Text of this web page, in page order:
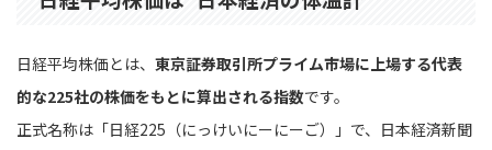
日経平均株価とは、 東京証券取引所プライム市場に上場する代表
的な225社の株価をもとに算出される指数です。
正式名称は「日経225（にっけいにーにーご）」で、日本経済新聞